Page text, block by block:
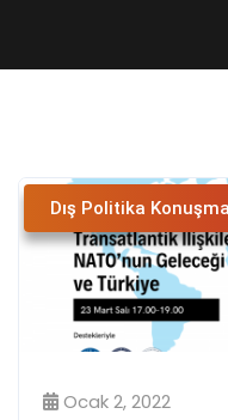
Dış Politika
Ocak 2, 2022